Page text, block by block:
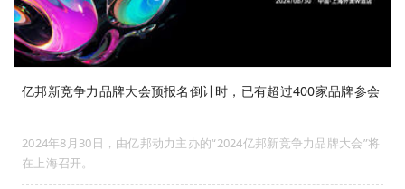
亿邦新竞争力品牌大会预报名倒计时，已有超过400家品牌参会
2024年8月30日，由亿邦动力主办的“2024亿邦新竞争力品牌大会”将
在上海召开。